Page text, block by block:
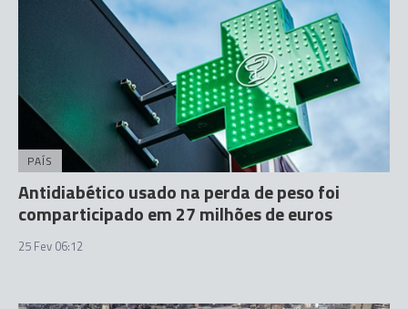
PAÍS
Antidiabético usado na perda de peso foi
comparticipado em 27 milhões de euros
25 Fev 06:12